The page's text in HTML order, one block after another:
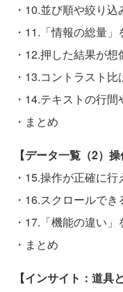
・10.並び順や絞り
・11.「情報の総量」
・12.押した結果が
・13.コントラスト
・14.テキストの行
・まとめ
【データ一覧（2）操
・15.操作が正確に
・16.スクロールで
・17.「機能の違い
・まとめ
【インサイト：道